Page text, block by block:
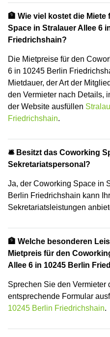
🏦 Wie viel kostet die
Space in Stralauer Allee 6
Friedrichshain?
Die Mietpreise für den
6 in 10245 Berlin
Mietdauer, der Art der
den Vermieter nach Details,
der Website ausfüllen
Friedrichshain.
🛎 Besitzt das Coworking
Sekretariatspersonal?
Ja, der Coworking Space in
Berlin Friedrichshain kann
Sekretariatsleistungen
🏦 Welche besonderen
Mietpreis für den
Allee 6 in 10245 Berlin
Sprechen Sie den Vermieter
entsprechende Formular
10245 Berlin Friedrichshain.